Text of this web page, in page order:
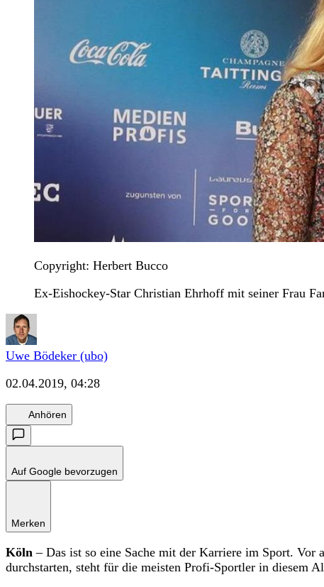
Copyright: Herbert Bucco
Ex-Eishockey-Star Christian Ehrhoff mit seiner Frau
Uwe Bödeker (ubo)
02.04.2019, 04:28
Anhören
Auf Google bevorzugen
Merken
Köln – Das ist so eine Sache mit der Karriere im Sport.
durchstarten, steht für die meisten Profi-Sportler in diesem